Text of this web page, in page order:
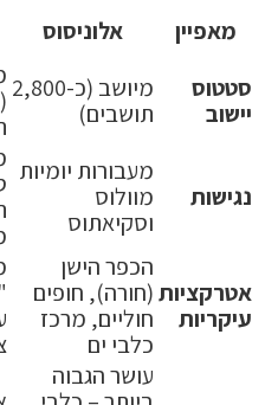
מאפיין אלוניסוס
סטטוס
יישוב
מיושב (כ-2,800
תושבים)
נגישות
מעבורות יומיות
מוולוס
וסקיאתוס
אטרקציות
עיקריות
הכפר הישן
(חורה), חופים
חוליים, מרכז
כלבי ים
עושר הגבוה